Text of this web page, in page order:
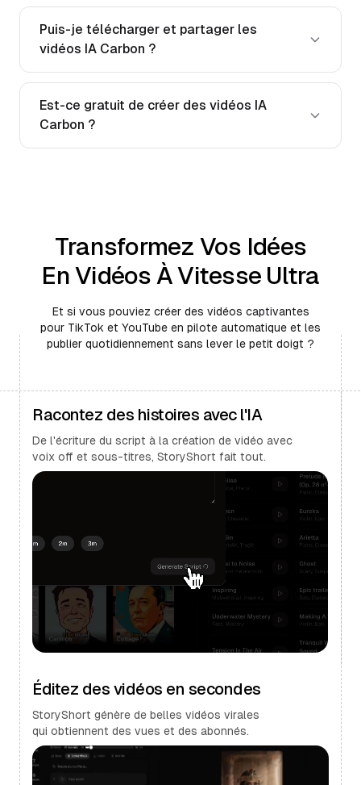
Puis-je télécharger et partager les
vidéos IA Carbon ?
Est-ce gratuit de créer des vidéos IA
Carbon ?
Transformez Vos Idées
En Vidéos À Vitesse Ultra
Et si vous pouviez créer des vidéos captivantes
pour TikTok et YouTube en pilote automatique et les
publier quotidiennement sans lever le petit doigt ?
Racontez des histoires avec l'IA
De l'écriture du script à la création de vidéo avec
voix off et sous-titres, StoryShort fait tout.
Éditez des vidéos en secondes
StoryShort génère de belles vidéos virales
qui obtiennent des vues et des abonnés.